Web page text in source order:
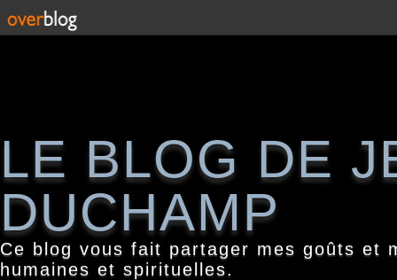
LE BLOG DE
DUCHAMP
Ce blog vous fait partager mes goûts et
humaines et spirituelles.